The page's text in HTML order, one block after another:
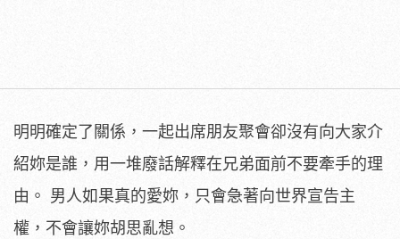
明明確定了關係，一起出席朋友聚會卻沒有向大家介
紹妳是誰，用一堆廢話解釋在兄弟面前不要牽手的理
由。 男人如果真的愛妳，只會急著向世界宣告主
權，不會讓妳胡思亂想。